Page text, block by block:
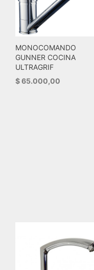
MONOCOMANDO
GUNNER COCINA
ULTRAGRIF
$65.000,00